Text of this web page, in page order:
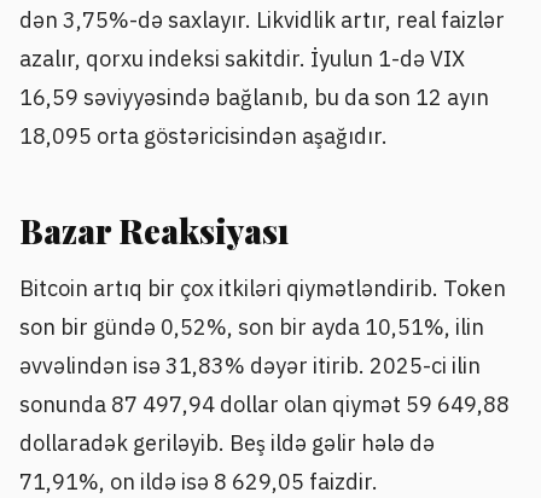
dən 3,75%-də saxlayır. Likvidlik artır, real faizlər
azalır, qorxu indeksi sakitdir. İyulun 1-də VIX
16,59 səviyyəsində bağlanıb, bu da son 12 ayın
18,095 orta göstəricisindən aşağıdır.
Bazar Reaksiyası
Bitcoin artıq bir çox itkiləri qiymətləndirib. Token
son bir gündə 0,52%, son bir ayda 10,51%, ilin
əvvəlindən isə 31,83% dəyər itirib. 2025-ci ilin
sonunda 87 497,94 dollar olan qiymət 59 649,88
dollaradək geriləyib. Beş ildə gəlir hələ də
71,91%, on ildə isə 8 629,05 faizdir.